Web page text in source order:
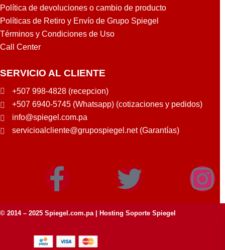
Política de devoluciones o cambio de producto
Políticas de Retiro y Envío de Grupo Spiegel
Términos y Condiciones de Uso
Call Center
SERVICIO AL CLIENTE
+507 998-4828 (recepcion)
+507 6940-5745 (Whatsapp) (cotizaciones y pedidos)
info@spiegel.com.pa
servicioalcliente@grupospiegel.net (Garantías)
© 2014 – 2025 Spiegel.com.pa| Hosting Soporte Spiegel